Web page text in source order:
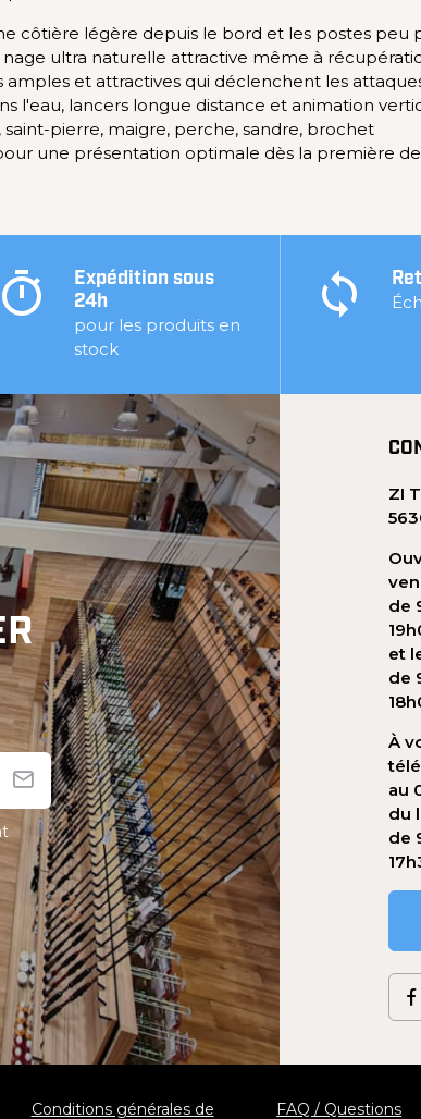
côtière légère depuis le bord et les postes peu
ultra naturelle attractive même à
et attractives qui déclenchent les
l'eau, lancers longue distance et animation
pierre, maigre, perche, sandre, brochet
une présentation optimale dès la première
Expédition sous
24h
pour les produits en
stock
ZI
de
et
de
À
au
du
de
Conditions générales de FAQ / Questions